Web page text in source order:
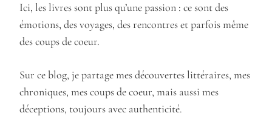
Ici, les livres sont plus qu’une passion : ce sont des
émotions, des voyages, des rencontres et parfois même
des coups de coeur.
Sur ce blog, je partage mes découvertes littéraires, mes
chroniques, mes coups de coeur, mais aussi mes
déceptions, toujours avec authenticité.